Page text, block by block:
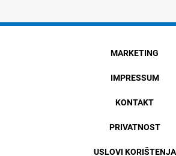
MARKETING
IMPRESSUM
KONTAKT
PRIVATNOST
USLOVI KORIŠTENJA